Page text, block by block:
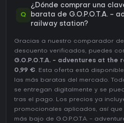
Q
¿Dónde comprar una
barata de G.O.P.O.T.A. -
railway station?
Gracias a nuestro comparador
descuento verificados, puedes
G.O.P.O.T.A. - adventures at the
0,99 €. Esta oferta está
las más baratas del mercado.
se entregan digitalmente y se
tras el pago. Los precios ya
promocionales aplicados, así que
más bajo de G.O.P.O.T.A. -